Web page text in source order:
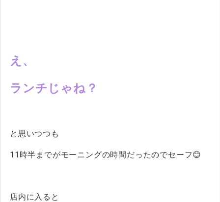
え、
ランチじゃね？
と思いつつも
11時半までがモーニングの時間だったのでセーフ😊
店内に入ると